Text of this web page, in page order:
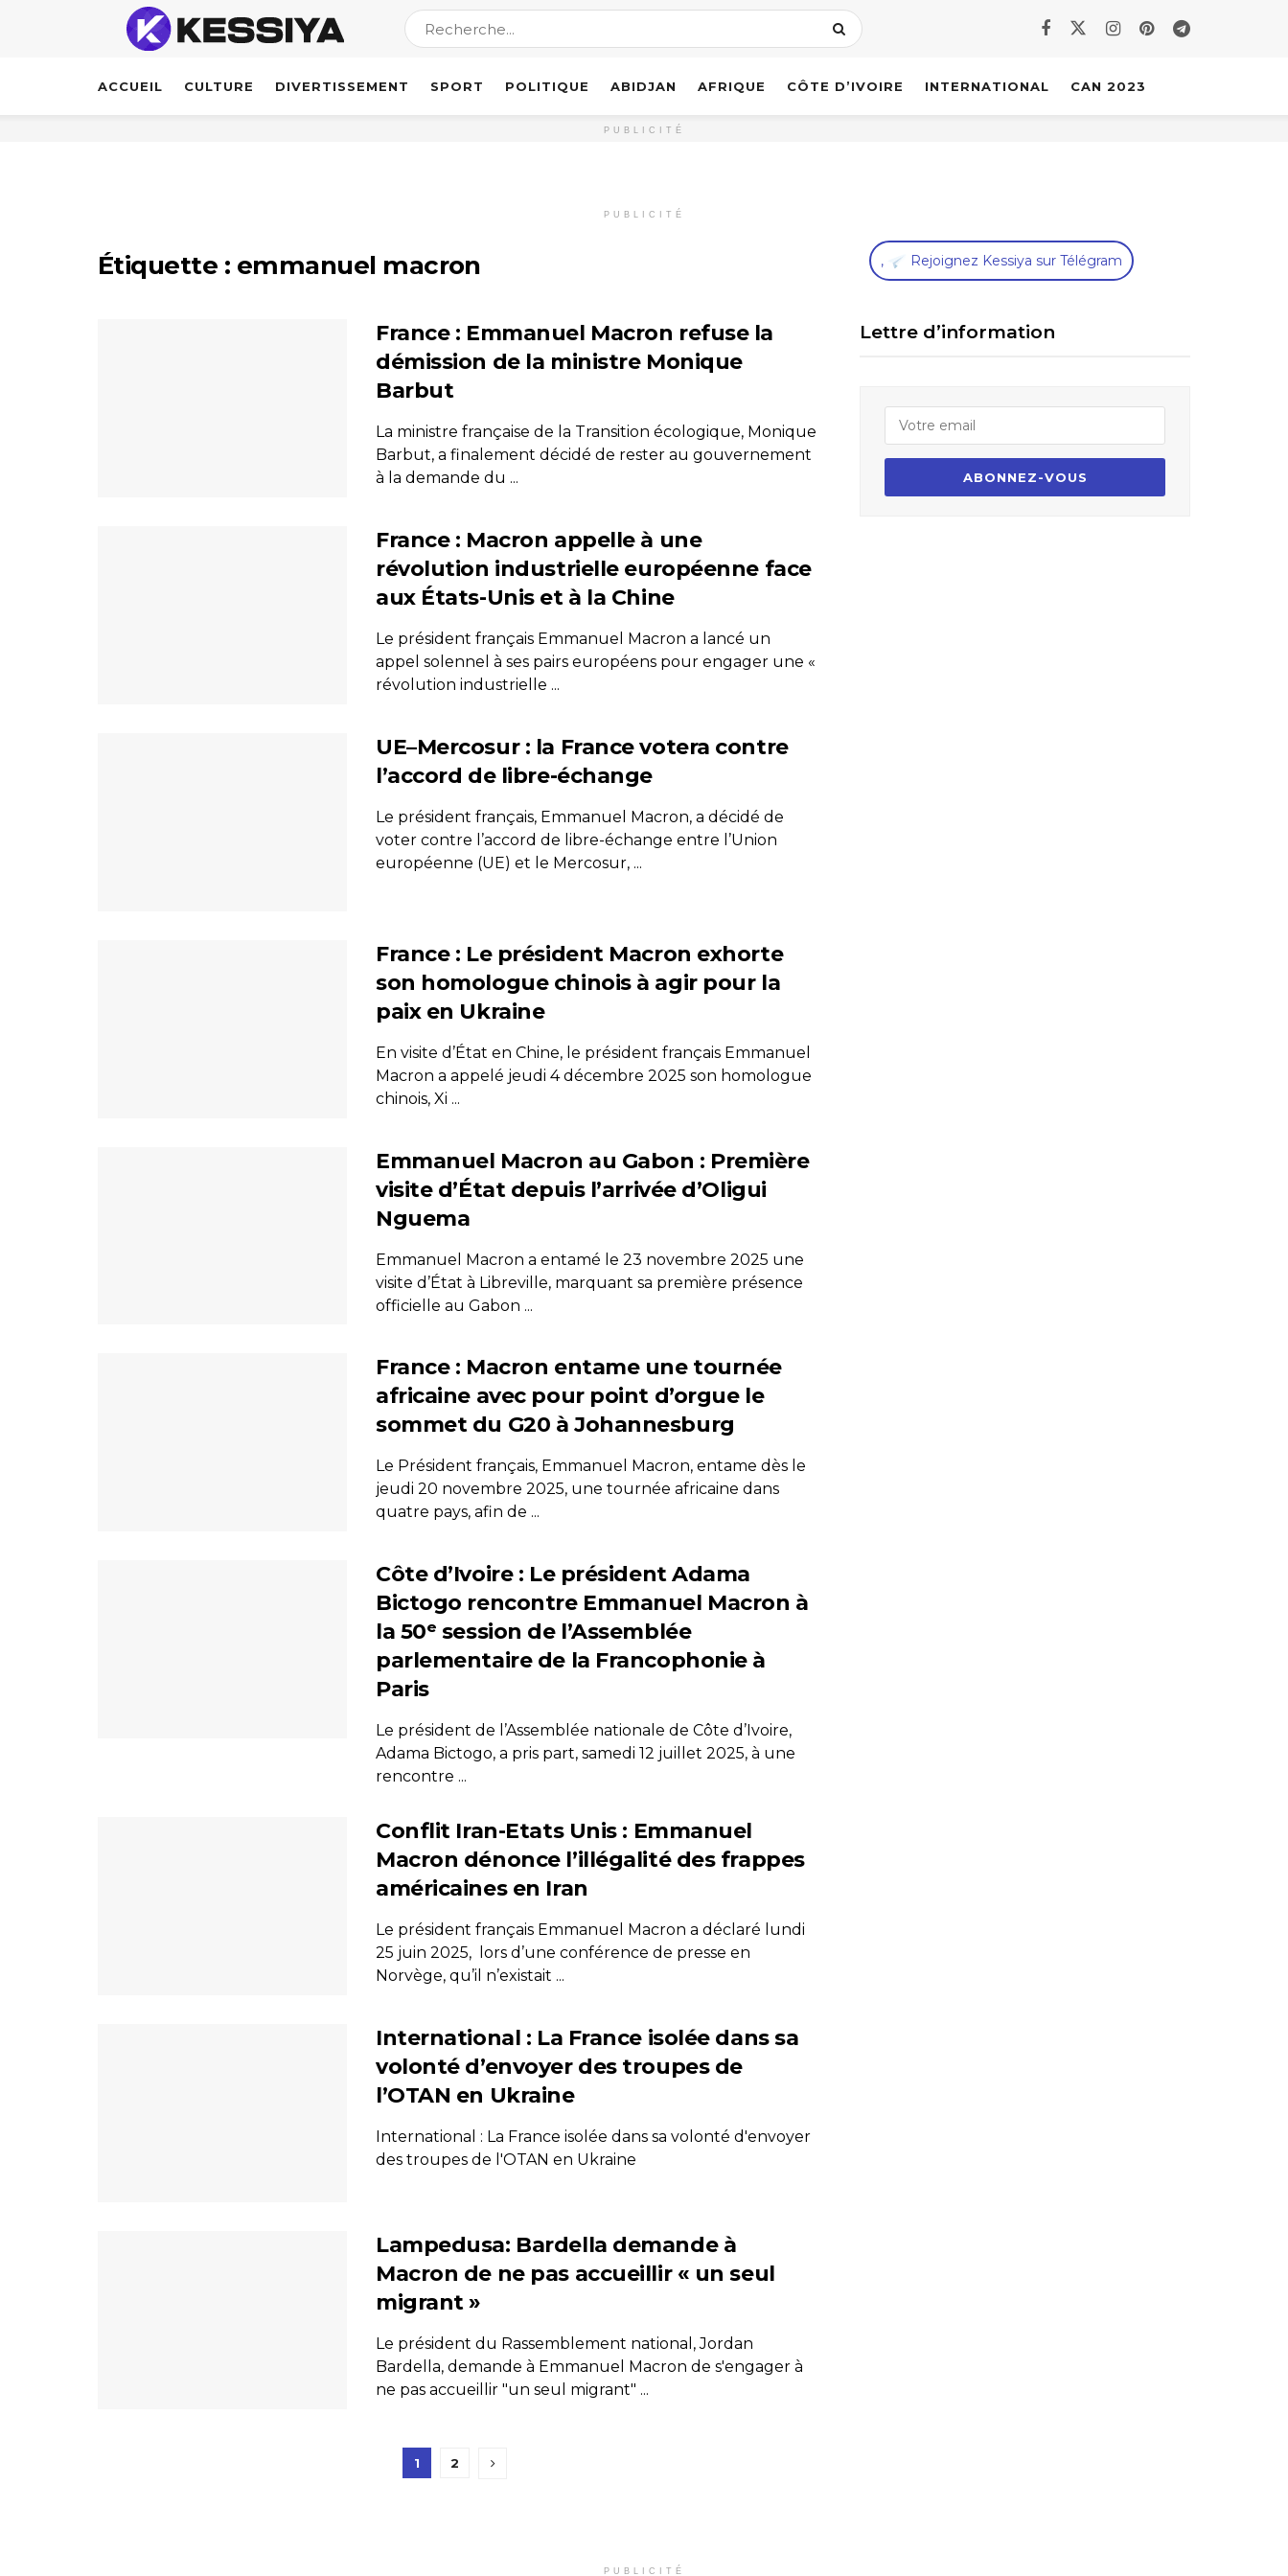
ACCUEIL CULTURE DIVERTISSEMENT SPORT POLITIQUE ABIDJAN AFRIQUE CÔTE D’IVOIRE INTERNATIONAL CAN 2023
PUBLICITÉ
PUBLICITÉ
Étiquette : emmanuel macron
France : Emmanuel Macron refuse la
démission de la ministre Monique
Barbut
La ministre française de la Transition écologique, Monique
Barbut, a finalement décidé de rester au gouvernement
à la demande du ...
France : Macron appelle à une
révolution industrielle européenne face
aux États-Unis et à la Chine
Le président français Emmanuel Macron a lancé un
appel solennel à ses pairs européens pour engager une «
révolution industrielle ...
UE–Mercosur : la France votera contre
l’accord de libre-échange
Le président français, Emmanuel Macron, a décidé de
voter contre l’accord de libre-échange entre l’Union
européenne (UE) et le Mercosur, ...
France : Le président Macron exhorte
son homologue chinois à agir pour la
paix en Ukraine
En visite d’État en Chine, le président français Emmanuel
Macron a appelé jeudi 4 décembre 2025 son homologue
chinois, Xi ...
Emmanuel Macron au Gabon : Première
visite d’État depuis l’arrivée d’Oligui
Nguema
Emmanuel Macron a entamé le 23 novembre 2025 une
visite d’État à Libreville, marquant sa première présence
officielle au Gabon ...
France : Macron entame une tournée
africaine avec pour point d’orgue le
sommet du G20 à Johannesburg
Le Président français, Emmanuel Macron, entame dès le
jeudi 20 novembre 2025, une tournée africaine dans
quatre pays, afin de ...
Côte d’Ivoire : Le président Adama
Bictogo rencontre Emmanuel Macron à
la 50ᵉ session de l’Assemblée
parlementaire de la Francophonie à
Paris
Le président de l’Assemblée nationale de Côte d’Ivoire,
Adama Bictogo, a pris part, samedi 12 juillet 2025, à une
rencontre ...
Conflit Iran-Etats Unis : Emmanuel
Macron dénonce l’illégalité des frappes
américaines en Iran
Le président français Emmanuel Macron a déclaré lundi
25 juin 2025, lors d’une conférence de presse en
Norvège, qu’il n’existait ...
International : La France isolée dans sa
volonté d’envoyer des troupes de
l’OTAN en Ukraine
International : La France isolée dans sa volonté d'envoyer
des troupes de l'OTAN en Ukraine
Lampedusa: Bardella demande à
Macron de ne pas accueillir « un seul
migrant »
Le président du Rassemblement national, Jordan
Bardella, demande à Emmanuel Macron de s'engager à
ne pas accueillir "un seul migrant" ...
1 2
, Rejoignez Kessiya sur Télégram
Lettre d’information
PUBLICITÉ